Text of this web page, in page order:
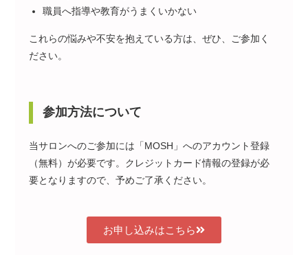
職員へ指導や教育がうまくいかない
これらの悩みや不安を抱えている方は、ぜひ、ご参加く
ださい。
参加方法について
当サロンへのご参加には「MOSH」へのアカウント登録
（無料）が必要です。クレジットカード情報の登録が必
要となりますので、予めご了承ください。
お申し込みはこちら